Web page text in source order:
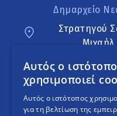
Δημαρχείο
Στρατηγού
Αυτός ο
χρησιμοποιεί
Αυτός ο ιστότοπος
για τη βελτίωση της